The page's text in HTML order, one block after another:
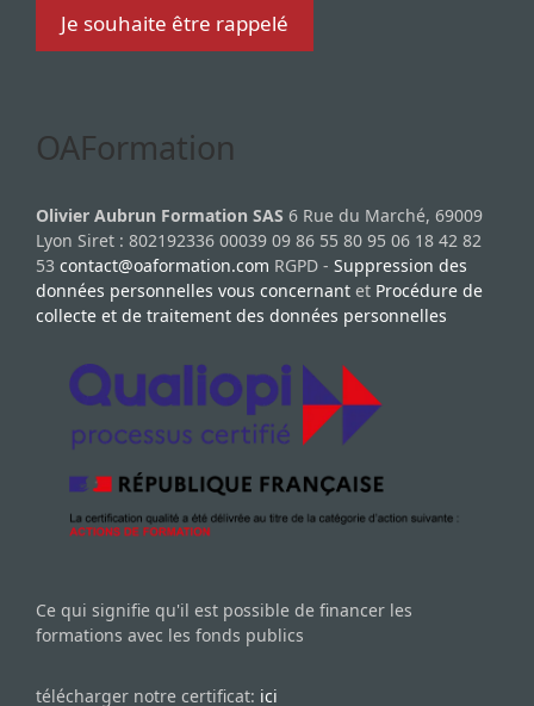
OAFormation
Olivier Aubrun Formation SAS 6 Rue du Marché, 69009
Lyon Siret : 802192336 00039 09 86 55 80 95 06 18 42 82
53 contact@oaformation.com RGPD - Suppression des
données personnelles vous concernant et Procédure de
collecte et de traitement des données personnelles
Ce qui signifie qu'il est possible de financer les
formations avec les fonds publics
télécharger notre certificat: ici